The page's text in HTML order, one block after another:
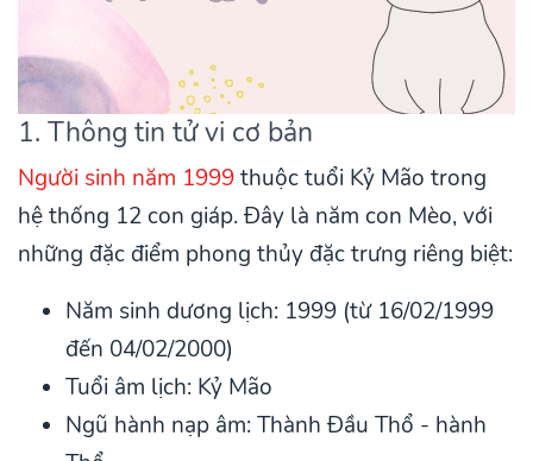
1. Thông tin tử vi cơ bản
Người sinh năm 1999thuộc tuổi Kỷ Mão trong
hệ thống 12 con giáp. Đây là năm con Mèo, với
những đặc điểm phong thủy đặc trưng riêng biệt:
Năm sinh dương lịch: 1999 (từ 16/02/1999
đến 04/02/2000)
Tuổi âm lịch: Kỷ Mão
Ngũ hành nạp âm: Thành Đầu Thổ - hành